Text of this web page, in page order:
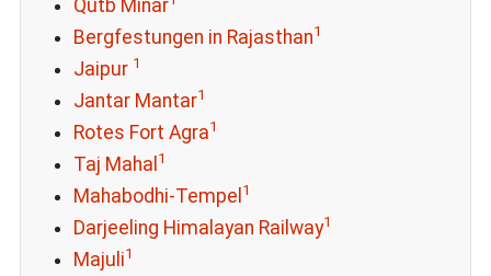
Qutb Minar
Bergfestungen in Rajasthan1
Jaipur 1
Jantar Mantar1
Rotes Fort Agra1
Taj Mahal 1
Mahabodhi-Tempel 1
Darjeeling Himalayan Railway1
Majuli1